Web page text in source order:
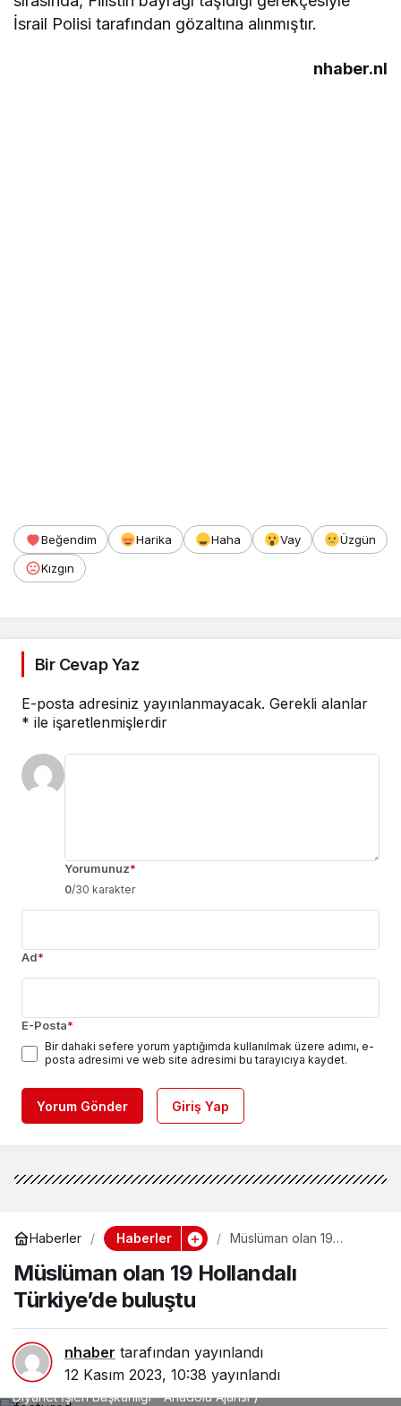
İsrail Polisi tarafından gözaltına alınmıştır.
nhaber.nl
Beğendim Harika Haha Vay
Üzgün
Kızgın
Bir Cevap Yaz
E-posta adresiniz yayınlanmayacak. Gerekli alanlar
* ile işaretlenmişlerdir
Yorumunuz*
0/30 karakter
Ad*
E-Posta*
Bir dahaki sefere yorum yaptığımda kullanılmak üzere adımı, e-
posta adresimi ve web site adresimi bu tarayıcıya kaydet.
Yorum Gönder Giriş Yap
Haberler Haberler
Müslüman olan 19
buluştu
Müslüman olan 19 Hollandalı
Türkiye’de buluştu
nhaber tarafından yayınlandı
12 Kasım 2023, 10:38 yayınlandı
Diyanet İşleri Başkanı Prof. Dr. Ali Erbaş, Müslüman olan 19
Konya Büyükşehir Belediyesi tarafından organize edilen
"Konya'da İslam'ın Ruhunu Hisset" projesi kapsamında
Türkiye'ye gelen Hollandalı 19 mühtediyle bir araya geldi. (
Diyanet İşleri Başkanlığı - Anadolu Ajansı )